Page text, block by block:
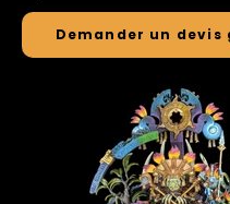
Demander un